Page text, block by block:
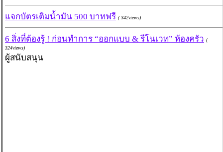
แจกบัตรเติมน้ำมัน 500 บาทฟรี ( 342views)
6 สิ่งที่ต้องรู้ ! ก่อนทำการ “ออกแบบ & รีโนเวท” ห้องครัว (
324views)
ผู้สนับสนุน